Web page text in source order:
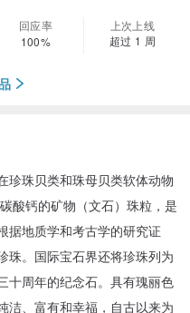
回应率
100%
上次上线
超过 1 周
珍珠贝类和珠母贝类软体动物
酸钙的矿物（文石）珠粒，是
据地质学和考古学的研究证
珠。国际宝石界还将珍珠列为
十周年的纪念石。具有瑰丽色
洁、富有和幸福，自古以来为